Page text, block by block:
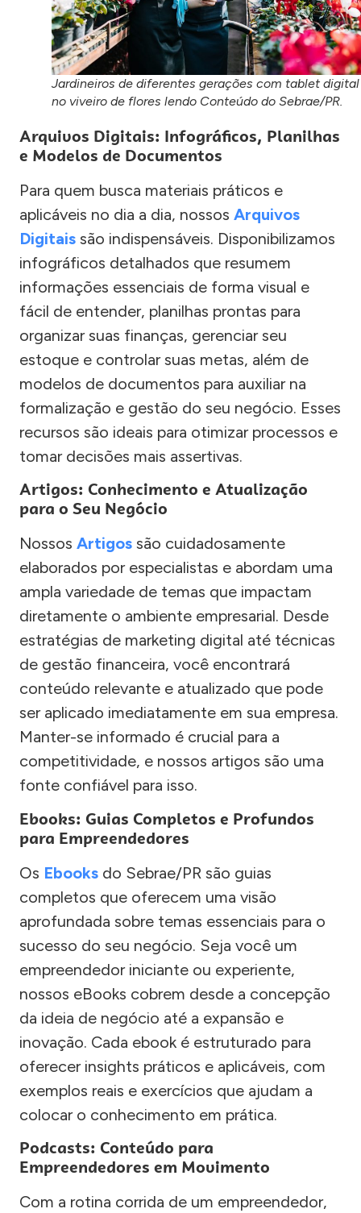
Jardineiros de diferentes gerações com tablet digital
no viveiro de flores lendo Conteúdo do Sebrae/PR.
Arquivos Digitais: Infográficos, Planilhas
e Modelos de Documentos
Para quem busca materiais práticos e
aplicáveis no dia a dia, nossos Arquivos
Digitais são indispensáveis. Disponibilizamos
infográficos detalhados que resumem
informações essenciais de forma visual e
fácil de entender, planilhas prontas para
organizar suas finanças, gerenciar seu
estoque e controlar suas metas, além de
modelos de documentos para auxiliar na
formalização e gestão do seu negócio. Esses
recursos são ideais para otimizar processos e
tomar decisões mais assertivas.
Artigos: Conhecimento e Atualização
para o Seu Negócio
Nossos Artigos são cuidadosamente
elaborados por especialistas e abordam uma
ampla variedade de temas que impactam
diretamente o ambiente empresarial. Desde
estratégias de marketing digital até técnicas
de gestão financeira, você encontrará
conteúdo relevante e atualizado que pode
ser aplicado imediatamente em sua empresa.
Manter-se informado é crucial para a
competitividade, e nossos artigos são uma
fonte confiável para isso.
Ebooks: Guias Completos e Profundos
para Empreendedores
Os Ebooks do Sebrae/PR são guias
completos que oferecem uma visão
aprofundada sobre temas essenciais para o
sucesso do seu negócio. Seja você um
empreendedor iniciante ou experiente,
nossos eBooks cobrem desde a concepção
da ideia de negócio até a expansão e
inovação. Cada ebook é estruturado para
oferecer insights práticos e aplicáveis, com
exemplos reais e exercícios que ajudam a
colocar o conhecimento em prática.
Podcasts: Conteúdo para
Empreendedores em Movimento
Com a rotina corrida de um empreendedor,